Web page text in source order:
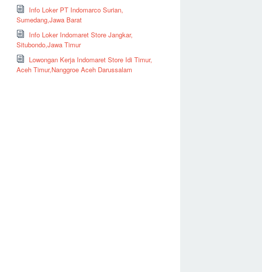
Info Loker PT Indomarco Surian,
Sumedang,Jawa Barat
Info Loker Indomaret Store Jangkar,
Situbondo,Jawa Timur
Lowongan Kerja Indomaret Store Idi Timur,
Aceh Timur,Nanggroe Aceh Darussalam